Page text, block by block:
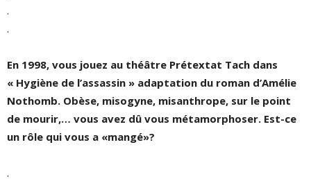
.
.
En 1998, vous jouez au théâtre Prétextat Tach dans
« Hygiène de l’assassin » adaptation du roman d’Amélie
Nothomb. Obèse, misogyne, misanthrope, sur le point
de mourir,… vous avez dû vous métamorphoser. Est-ce
un rôle qui vous a «mangé»?
.